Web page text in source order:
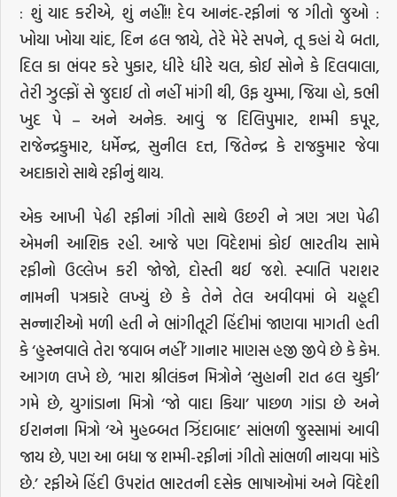
: શું યાદ કરીએ, શું નહીં!! દેવ આનંદ-રફીનાં જ ગીતો જુઓ :
ખોયા ખોયા ચાંદ, દિન ઢલ જાયે, તેરે મેરે સપને, તૂ કહાં યે બતા,
દિલ કા ભંવર કરે પુકાર, ધીરે ધીરે ચલ, કોઈ સોને કે દિલવાલા,
તેરી ઝુલ્ફોં સે જુદાઈ તો નહીં માંગી થી, ઉફ યુમ્મા, જિયા હો, કભી
ખુદ પે – અને અનેક. આવું જ દિલિપુમાર, શમ્મી કપૂર,
રાજેન્દ્રકુમાર, ધર્મેન્દ્ર, સુનીલ દત્ત, જિતેન્દ્ર કે રાજકુમાર જેવા
અદાકારો સાથે રફીનું થાય.
એક આખી પેઢી રફીનાં ગીતો સાથે ઉછરી ને ત્રણ ત્રણ પેઢી
એમની આશિક રહી. આજે પણ વિદેશમાં કોઈ ભારતીય સામે
રફીનો ઉલ્લેખ કરી જોજો, દોસ્તી થઈ જશે. સ્વાતિ પરાશર
નામની પત્રકારે લખ્યું છે કે તેને તેલ અવીવમાં બે યહૂદી
સન્નારીઓ મળી હતી ને ભાંગીતૂટી હિંદીમાં જાણવા માગતી હતી
કે ‘હુસ્નવાલે તેરા જવાબ નહીં’ ગાનાર માણસ હજી જીવે છે કે કેમ.
આગળ લખે છે, ‘મારા શ્રીલંકન મિત્રોને ‘સુહાની રાત ઢલ ચુકી’
ગમે છે, યુગાંડાના મિત્રો ‘જો વાદા કિયા’ પાછળ ગાંડા છે અને
ઈરાનના મિત્રો ‘એ મુહબ્બત ઝિંદાબાદ’ સાંભળી જુસ્સામાં આવી
જાય છે, પણ આ બધા જ શમ્મી-રફીનાં ગીતો સાંભળી નાચવા માંડે
છે.’ રફીએ હિંદી ઉપરાંત ભારતની દસેક ભાષાઓમાં અને વિદેશી